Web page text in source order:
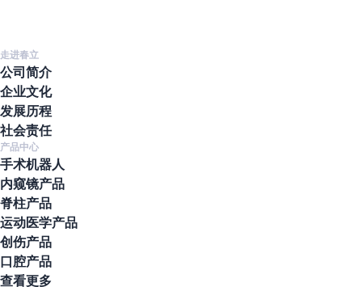
走进春立
公司简介
企业文化
发展历程
社会责任
产品中心
手术机器人
内窥镜产品
脊柱产品
运动医学产品
创伤产品
口腔产品
查看更多